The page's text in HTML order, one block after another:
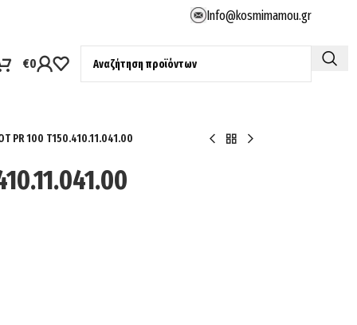
Info@kosmimamou.gr
€0
PR 100 T150.410.11.041.00